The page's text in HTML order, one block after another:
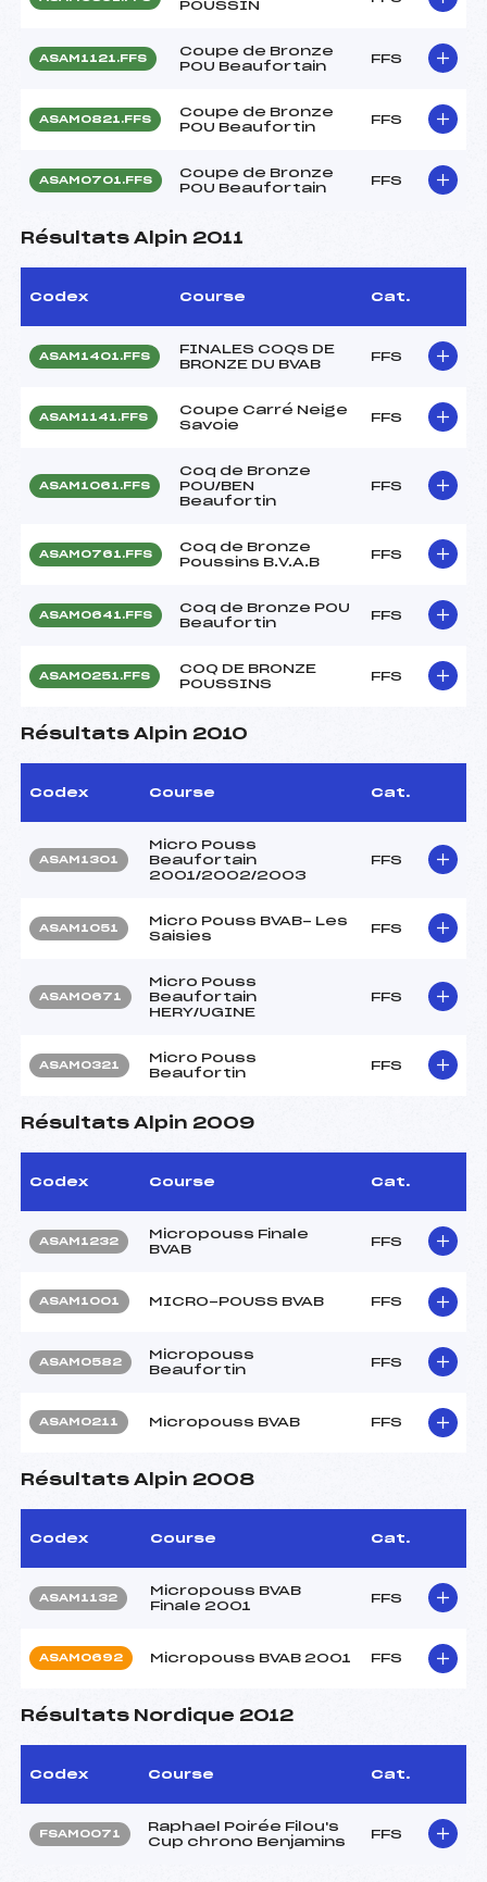
POUSSIN
ASAM1121.FFS
Coupe de Bronze
POU Beaufortain
FFS
ASAM0821.FFS
Coupe de Bronze
POU Beaufortin
FFS
ASAM0701.FFS
Coupe de Bronze
POU Beaufortain
FFS
Résultats Alpin 2011
Codex Course Cat.
ASAM1401.FFS
FINALES COQS DE
BRONZE DU BVAB
FFS
ASAM1141.FFS
Coupe Carré Neige
Savoie
FFS
ASAM1061.FFS
Coq de Bronze
POU/BEN
Beaufortin
FFS
ASAM0761.FFS
Coq de Bronze
Poussins B.V.A.B
FFS
ASAM0641.FFS
Coq de Bronze POU
Beaufortin
FFS
ASAM0251.FFS
COQ DE BRONZE
POUSSINS
FFS
Résultats Alpin 2010
Codex Course Cat.
ASAM1301
Micro Pouss
Beaufortain
2001/2002/2003
FFS
ASAM1051
Micro Pouss BVAB- Les
Saisies
FFS
ASAM0671
Micro Pouss
Beaufortain
HERY/UGINE
FFS
ASAM0321
Micro Pouss
Beaufortin
FFS
Résultats Alpin 2009
Codex Course Cat.
ASAM1232
Micropouss Finale
BVAB
FFS
ASAM1001 MICRO-POUSS BVAB FFS
ASAM0582
Micropouss
Beaufortin
FFS
ASAM0211 Micropouss BVAB FFS
Résultats Alpin 2008
Codex Course Cat.
ASAM1132
Micropouss BVAB
Finale 2001
FFS
ASAM0692 Micropouss BVAB 2001 FFS
Résultats Nordique 2012
Codex Course Cat.
FSAM0071
Raphael Poirée Filou's
Cup chrono Benjamins
FFS